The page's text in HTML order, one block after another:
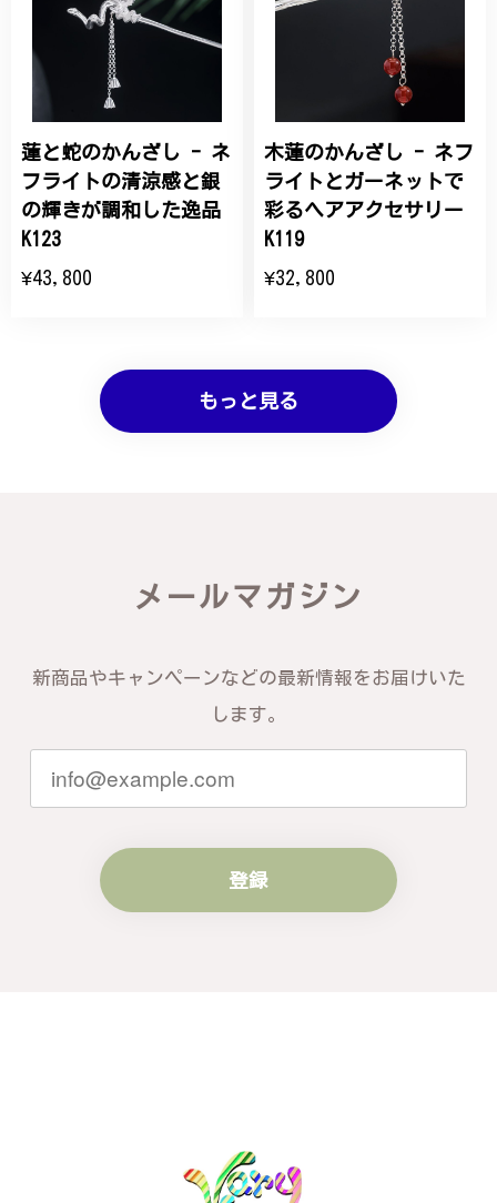
蓮と蛇のかんざし - ネ
フライトの清涼感と銀
の輝きが調和した逸品
K123
¥43,800
木蓮のかんざし - ネフ
ライトとガーネットで
彩るヘアアクセサリー
K119
¥32,800
もっと見る
メールマガジン
新商品やキャンペーンなどの最新情報をお届けいた
します。
登録